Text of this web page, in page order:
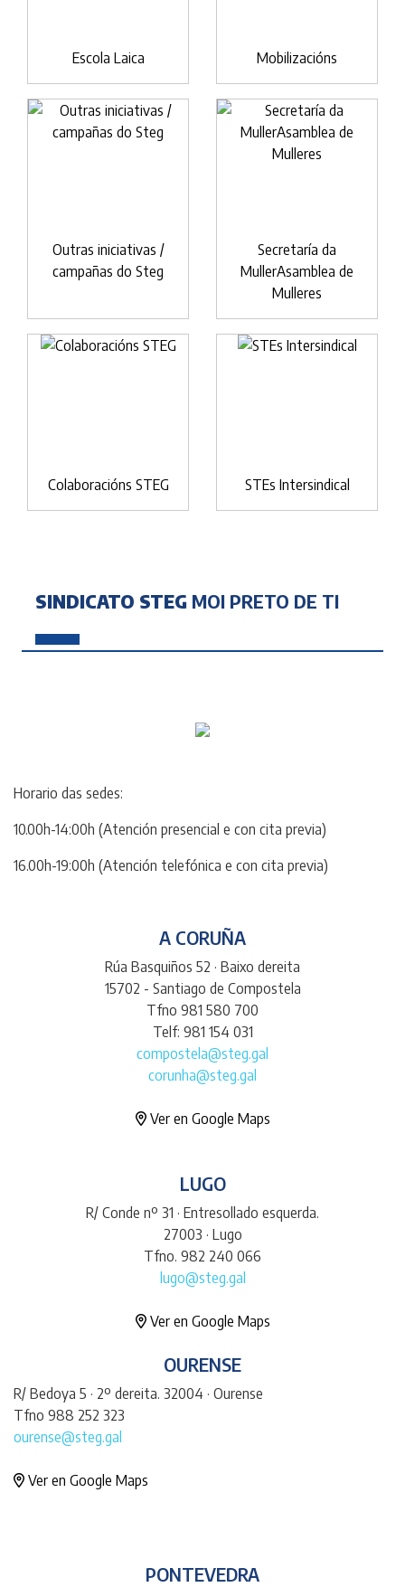
Escola Laica Mobilizacións
Outras iniciativas /
campañas do Steg
Secretaría da
MullerAsamblea de
Mulleres
Colaboracións STEG STEs Intersindical
SINDICATO STEG MOI PRETO DE TI
Horario das sedes:
10.00h-14:00h (Atención presencial e con cita previa)
16.00h-19:00h (Atención telefónica e con cita previa)
A CORUÑA
Rúa Basquiños 52 · Baixo dereita
15702 - Santiago de Compostela
Tfno 981 580 700
Telf: 981 154 031
compostela@steg.gal
corunha@steg.gal
Ver en Google Maps
LUGO
R/ Conde nº 31 · Entresollado esquerda.
27003 · Lugo
Tfno. 982 240 066
lugo@steg.gal
Ver en Google Maps
OURENSE
R/ Bedoya 5 · 2º dereita. 32004 · Ourense
Tfno 988 252 323
ourense@steg.gal
Ver en Google Maps
PONTEVEDRA